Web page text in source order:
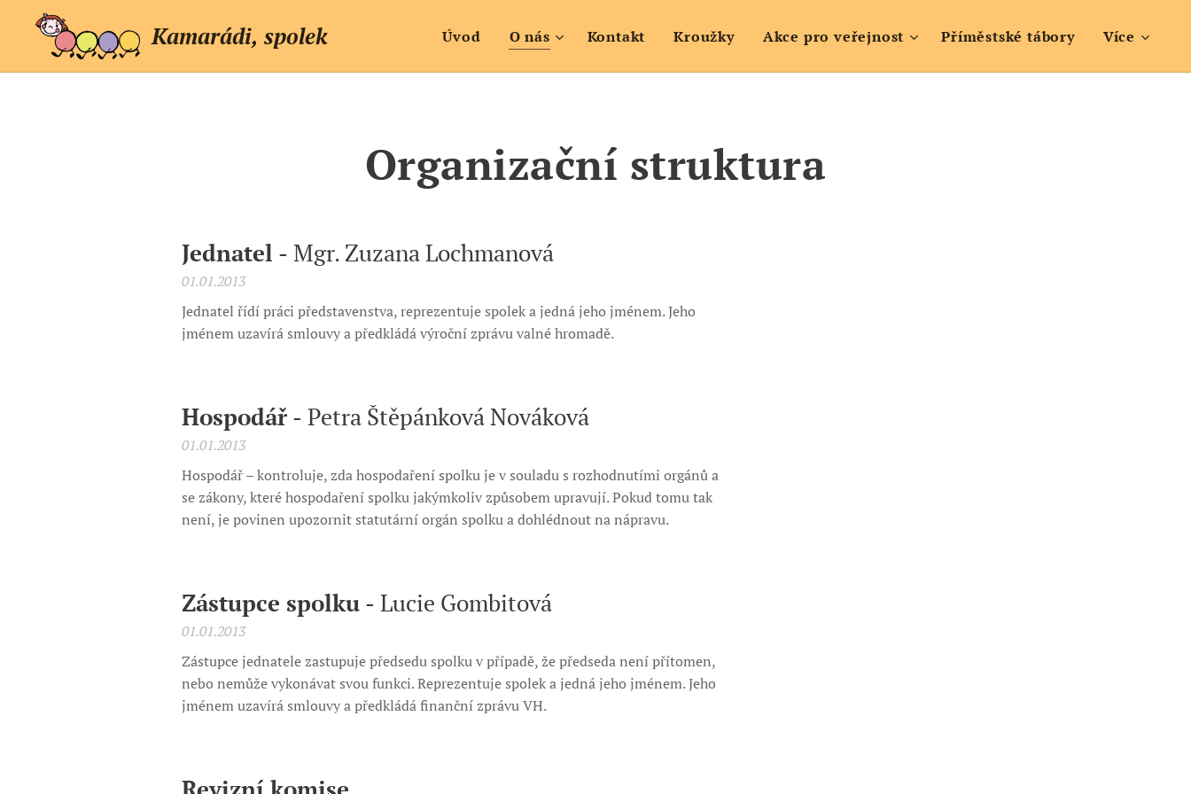
Kamarádi, spolek Úvod O nás Kontakt Kroužky Akce pro veřejnost Příměstské tábory Více
Organizační struktura
Jednatel - Mgr. Zuzana Lochmanová
01.01.2013
Jednatel řídí práci představenstva, reprezentuje spolek a jedná jeho jménem. Jeho
jménem uzavírá smlouvy a předkládá výroční zprávu valné hromadě.
Hospodář - Petra Štěpánková Nováková
01.01.2013
Hospodář – kontroluje, zda hospodaření spolku je v souladu s rozhodnutími orgánů a
se zákony, které hospodaření spolku jakýmkoliv způsobem upravují. Pokud tomu tak
není, je povinen upozornit statutární orgán spolku a dohlédnout na nápravu.
Zástupce spolku - Lucie Gombitová
01.01.2013
Zástupce jednatele zastupuje předsedu spolku v případě, že předseda není přítomen,
nebo nemůže vykonávat svou funkci. Reprezentuje spolek a jedná jeho jménem. Jeho
jménem uzavírá smlouvy a předkládá finanční zprávu VH.